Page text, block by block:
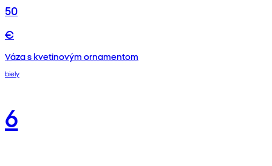
50
€
Váza s kvetinovým ornamentom
biely
6